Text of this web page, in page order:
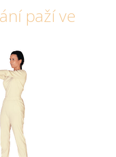
paží ve